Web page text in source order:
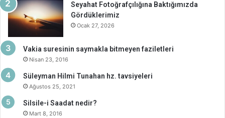
Seyahat Fotoğrafçılığına Baktığımızda
Gördüklerimiz
Ocak 27, 2026
Vakia suresinin saymakla bitmeyen faziletleri
Nisan 23, 2016
Süleyman Hilmi Tunahan hz. tavsiyeleri
Ağustos 25, 2021
Silsile-i Saadat nedir?
Mart 8, 2016